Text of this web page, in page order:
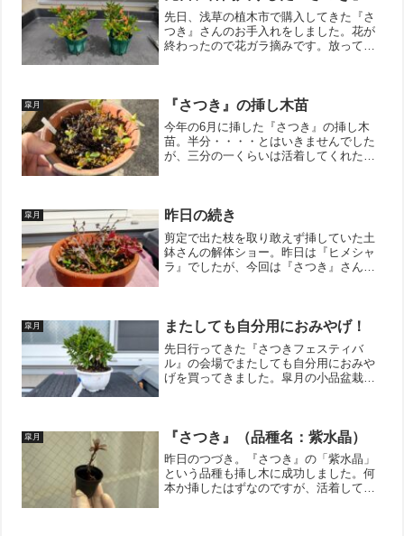
先日、浅草の植木市で購入してきた『さ
つき』さんのお手入れをしました。花が
終わったので花ガラ摘みです。放ってお
剪定！将来的なバランスを...
皐月 『さつき』の挿し木苗
今年の6月に挿した『さつき』の挿し木
苗。半分・・・・とはいきませんでした
が、三分の一くらいは活着してくれたみ
す。 ポチッとしていただけ...
皐月 昨日の続き
剪定で出た枝を取り敢えず挿していた土
鉢さんの解体ショー。昨日は『ヒメシャ
ラ』でしたが、今回は『さつき』さんで
した。赤玉グループとの成長...
皐月 またしても自分用におみやげ！
先日行ってきた『さつきフェスティバ
ル』の会場でまたしても自分用におみや
げを買ってきました。皐月の小品盆栽で
の木瓜鉢に植え替えよう...
皐月 『さつき』（品種名：紫水晶）
昨日のつづき。『さつき』の「紫水晶」
という品種も挿し木に成功しました。何
本か挿したはずなのですが、活着してく